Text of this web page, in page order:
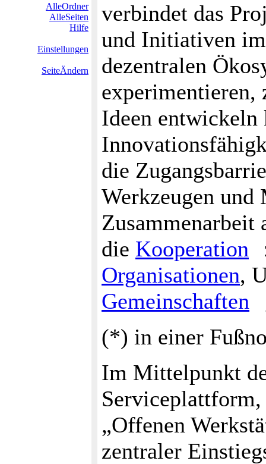
AlleOrdner
AlleSeiten
Hilfe
Einstellungen
SeiteÄndern
verbindet das
und Initiativen
dezentralen
experimentieren,
Ideen
die
Werkzeugen
Zusammenarbeit
die Kooperation
Organisationen,
Gemeinschaften
(*) in einer
Im Mittelpunkt
„Offenen
zentraler